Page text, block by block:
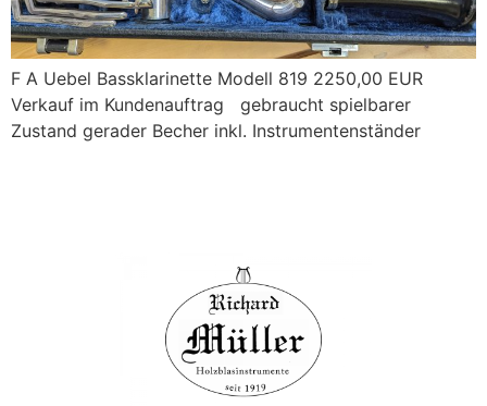
F A Uebel Bassklarinette Modell 819 2250,00 EUR
Verkauf im Kundenauftrag gebraucht spielbarer
Zustand gerader Becher inkl. Instrumentenständer